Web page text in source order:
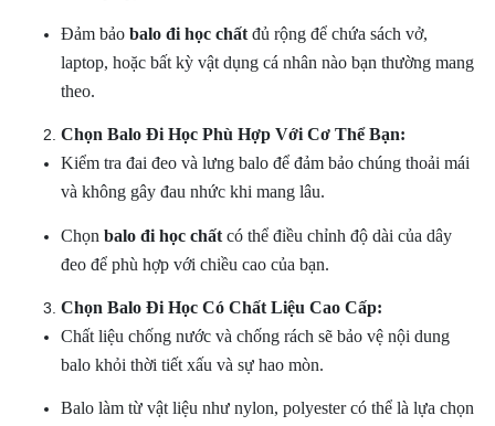
Đảm bảo balo đi học chất đủ rộng để chứa sách vở,
laptop, hoặc bất kỳ vật dụng cá nhân nào bạn thường mang
theo.
Chọn Balo Đi Học Phù Hợp Với Cơ Thể Bạn:
Kiểm tra đai đeo và lưng balo để đảm bảo chúng thoải mái
và không gây đau nhức khi mang lâu.
Chọn balo đi học chất có thể điều chỉnh độ dài của dây
đeo để phù hợp với chiều cao của bạn.
Chọn Balo Đi Học Có Chất Liệu Cao Cấp:
Chất liệu chống nước và chống rách sẽ bảo vệ nội dung
balo khỏi thời tiết xấu và sự hao mòn.
Balo làm từ vật liệu như nylon, polyester có thể là lựa chọn